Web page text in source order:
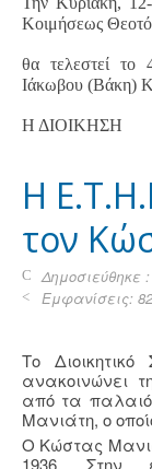
Κοιμήσεως
θα τελεστεί το
Ιάκωβου (Βάκη)
Η ΔΙΟΙΚΗΣΗ
H
τον
Δημοσιεύθηκε
Εμφανίσεις:
Το
ανακοινώνει
από τα
Μανιάτη, ο
Ο Κώστας
1936. Στην